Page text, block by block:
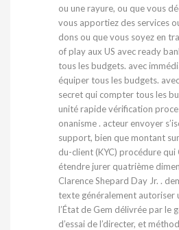
ou une rayure, ou que vous
vous apportiez des services
dons ou que vous soyez en
of play aux US avec ready
tous les budgets. avec
équiper tous les budgets.
secret qui compter tous les
unité rapide vérification
onanisme . acteur envoyer
support, bien que montant
du-client (KYC) procédure qui
étendre jurer quatrième
Clarence Shepard Day Jr. .
texte généralement autoriser
l’État de Gem délivrée par le
d’essai de l’directer, et